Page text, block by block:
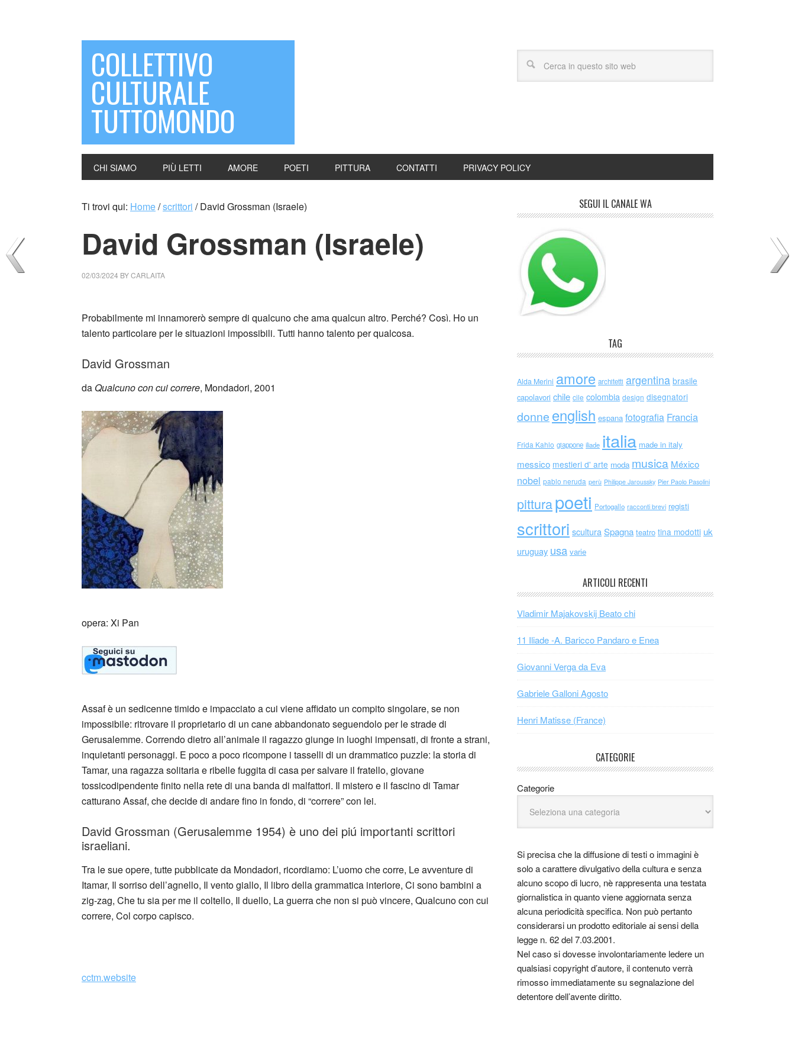
COLLETTIVO
CULTURALE
TUTTOMONDO
CHI SIAMO PIÙ LETTI AMORE POETI PITTURA CONTATTI PRIVACY POLICY
Ti trovi qui: Home/scrittori /David Grossman (Israele)
David Grossman (Israele)
02/03/2024 BYCARLAITA
Probabilmente mi innamorerò sempre di qualcuno che ama qualcun altro. Perché? Così. Ho un
talento particolare per le situazioni impossibili. Tutti hanno talento per qualcosa.
David Grossman
da Qualcuno con cui correre, Mondadori, 2001
opera: Xi Pan
Assaf è un sedicenne timido e impacciato a cui viene affidato un compito singolare, se non
impossibile: ritrovare il proprietario di un cane abbandonato seguendolo per le strade di
Gerusalemme. Correndo dietro all’animale il ragazzo giunge in luoghi impensati, di fronte a strani,
inquietanti personaggi. E poco a poco ricompone i tasselli di un drammatico puzzle: la storia di
Tamar, una ragazza solitaria e ribelle fuggita di casa per salvare il fratello, giovane
tossicodipendente finito nella rete di una banda di malfattori. Il mistero e il fascino di Tamar
catturano Assaf, che decide di andare fino in fondo, di “correre” con lei.
David Grossman (Gerusalemme 1954) è uno dei piú importanti scrittori
israeliani.
Tra le sue opere, tutte pubblicate da Mondadori, ricordiamo: L’uomo che corre, Le avventure di
Itamar, Il sorriso dell’agnello, Il vento giallo, Il libro della grammatica interiore, Ci sono bambini a
zig-zag, Che tu sia per me il coltello, Il duello, La guerra che non si può vincere, Qualcuno con cui
correre, Col corpo capisco.
cctm.website
SEGUI IL CANALE WA
TAG
Alda Merini amore architetti argentina brasile
capolavori chile cile colombia design disegnatori
donne english espana fotografia Francia
Frida Kahlo giappone iliade italia made in italy
messico mestieri d' arte moda musica México
nobel pablo neruda perù Philippe Jaroussky Pier Paolo Pasolini
pitturapoeti Portogallo racconti brevi registi
scrittori scultura Spagna teatro tina modotti uk
uruguay usa varie
ARTICOLI RECENTI
Vladimir Majakovskij Beato chi
11 Iliade -A. Baricco Pandaro e Enea
Giovanni Verga da Eva
Gabriele Galloni Agosto
Henri Matisse (France)
CATEGORIE
Categorie
Si precisa che la diffusione di testi o immagini è
solo a carattere divulgativo della cultura e senza
alcuno scopo di lucro, nè rappresenta una testata
giornalistica in quanto viene aggiornata senza
alcuna periodicità specifica. Non può pertanto
considerarsi un prodotto editoriale ai sensi della
legge n. 62 del 7.03.2001.
Nel caso si dovesse involontariamente ledere un
qualsiasi copyright d’autore, il contenuto verrà
rimosso immediatamente su segnalazione del
detentore dell’avente diritto.